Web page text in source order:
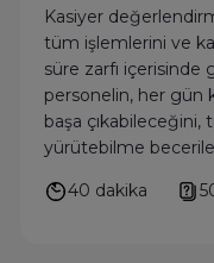
Kasiyer
tüm işlemlerini ve
süre zarfı
personelin, her gün
başa
yürütebilme
40 dakika